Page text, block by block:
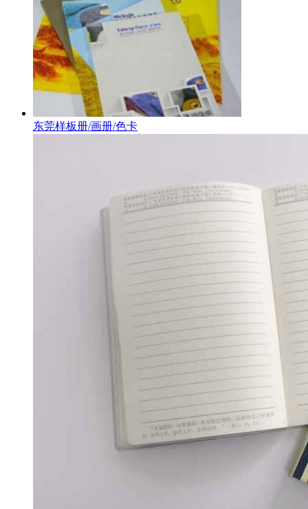
东莞样板册/画册/色卡